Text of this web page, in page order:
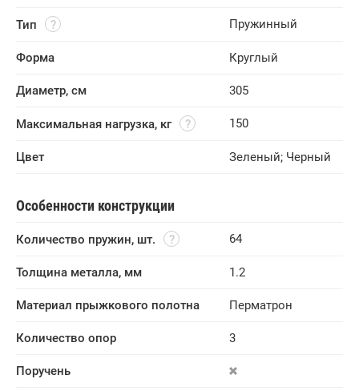
Тип Пружинный
Форма Круглый
Диаметр, см 305
Максимальная нагрузка, кг 150
Цвет Зеленый; Черный
Особенности конструкции
Количество пружин, шт. 64
Толщина металла, мм 1.2
Материал прыжкового полотна Перматрон
Количество опор 3
Поручень